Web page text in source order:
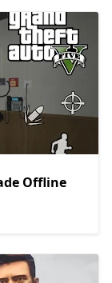
Offline